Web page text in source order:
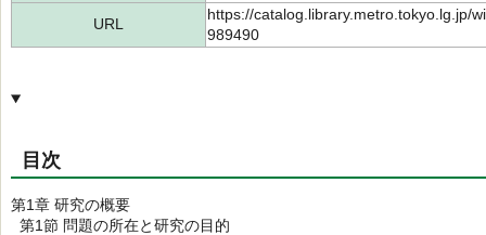
URL
https://catalog.library.metro.tokyo.lg.jp/
989490
目次
第1章 研究の概要
第1節 問題の所在と研究の目的